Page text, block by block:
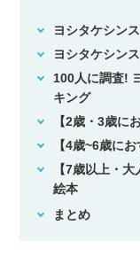
ヨシタケシン
ヨシタケシン
100人に調査!
キング
【2歳・3歳に
【4歳~6歳に
【7歳以上・
絵本
まとめ